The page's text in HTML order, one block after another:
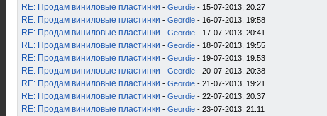
RE: Продам виниловые пластинки - Geordie - 15-07-2013, 20:27
RE: Продам виниловые пластинки - Geordie - 16-07-2013, 19:58
RE: Продам виниловые пластинки - Geordie - 17-07-2013, 20:41
RE: Продам виниловые пластинки - Geordie - 18-07-2013, 19:55
RE: Продам виниловые пластинки - Geordie - 19-07-2013, 19:53
RE: Продам виниловые пластинки - Geordie - 20-07-2013, 20:38
RE: Продам виниловые пластинки - Geordie - 21-07-2013, 19:21
RE: Продам виниловые пластинки - Geordie - 22-07-2013, 20:37
RE: Продам виниловые пластинки - Geordie - 23-07-2013, 21:11